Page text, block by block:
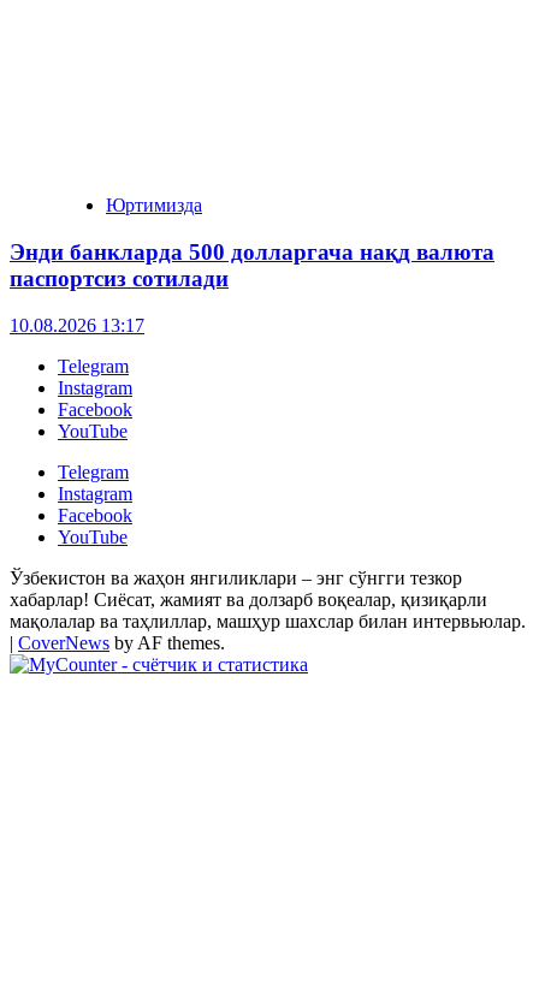
Юртимизда
Энди банкларда 500 долларгача нақд валюта
паспортсиз сотилади
10.08.2026 13:17
Telegram
Instagram
Facebook
YouTube
Telegram
Instagram
Facebook
YouTube
Ўзбекистон ва жаҳон янгиликлари – энг сўнгги тезкор
хабарлар! Сиёсат, жамият ва долзарб воқеалар, қизиқарли
мақолалар ва таҳлиллар, машҳур шахслар билан интервьюлар.
| CoverNews by AF themes.